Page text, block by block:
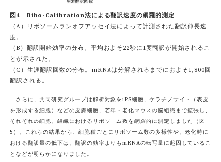
図4 Ribo-Calibration法による翻訳速度の網羅的測定
（A）リボソームランオフアッセイ法によって計測された翻訳伸長速
度。
（B）翻訳開始効率の分布。平均およそ22秒に1度翻訳が開始されるこ
とが示された。
（C）生涯翻訳回数の分布。mRNAは分解されるまでにおよそ1,800回
翻訳される。
さらに、共同研究グループは解析対象をiPS細胞、ケラチノサイト（表皮
を形成する細胞）などの皮膚細胞、若年・老化マウスの脳組織まで拡張し、
それぞれの細胞、組織におけるリボソーム数を網羅的に測定しました（図
5）。これらの結果から、細胞種ごとにリボソーム数の多様性や、老化時に
おける翻訳量の低下は、翻訳の効率よりもmRNAの転写量に起因しているこ
となどが明らかになりました。